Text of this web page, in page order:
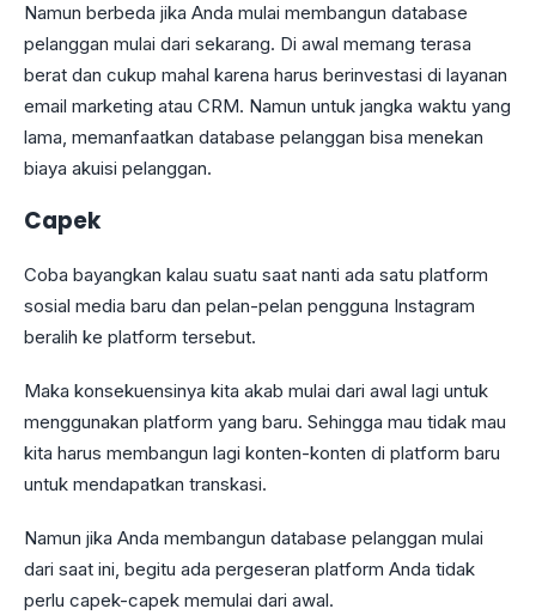
Namun berbeda jika Anda mulai membangun database
pelanggan mulai dari sekarang. Di awal memang terasa
berat dan cukup mahal karena harus berinvestasi di layanan
email marketing atau CRM. Namun untuk jangka waktu yang
lama, memanfaatkan database pelanggan bisa menekan
biaya akuisi pelanggan.
Capek
Coba bayangkan kalau suatu saat nanti ada satu platform
sosial media baru dan pelan-pelan pengguna Instagram
beralih ke platform tersebut.
Maka konsekuensinya kita akab mulai dari awal lagi untuk
menggunakan platform yang baru. Sehingga mau tidak mau
kita harus membangun lagi konten-konten di platform baru
untuk mendapatkan transkasi.
Namun jika Anda membangun database pelanggan mulai
dari saat ini, begitu ada pergeseran platform Anda tidak
perlu capek-capek memulai dari awal.